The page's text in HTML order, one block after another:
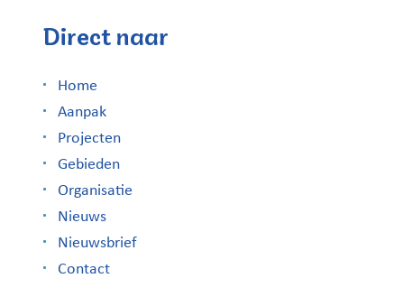
Direct naar
Home
Aanpak
Projecten
Gebieden
Organisatie
Nieuws
Nieuwsbrief
Contact